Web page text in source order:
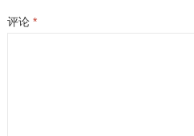
评论 *